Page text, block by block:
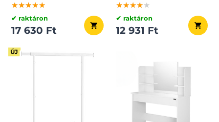
★★★★★
★★★★★
★★★★★
✔ raktáron
17 630 Ft
★★★★★
★★★★★
★★★★★
✔ raktáron
12 931 Ft
ÚJ